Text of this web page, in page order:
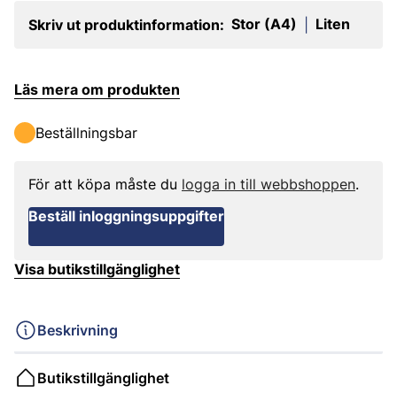
Skriv ut produktinformation: Stor (A4) Liten
Läs mera om produkten
Beställningsbar
För att köpa måste du logga in till webbshoppen.
Beställ inloggningsuppgifter
Visa butikstillgänglighet
Beskrivning
Butikstillgänglighet